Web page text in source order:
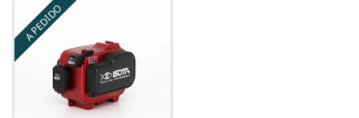
A PEDIDO